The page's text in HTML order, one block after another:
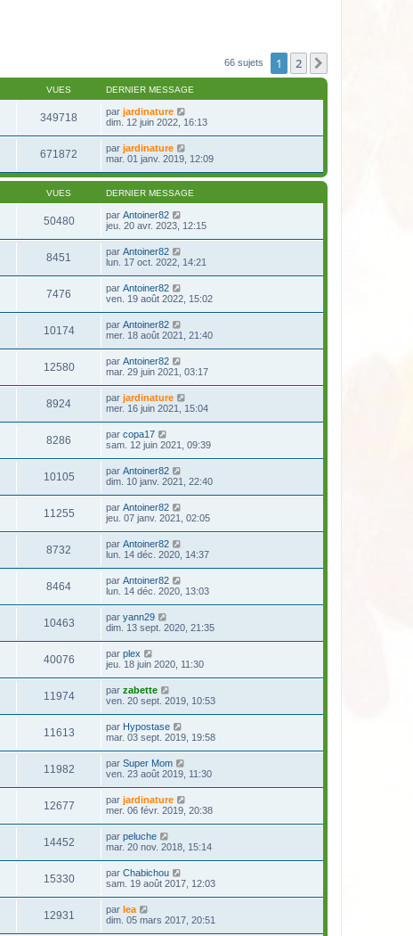
66 sujets 1 2
VUES DERNIER MESSAGE
349718 par jardinature
dim. 12 juin 2022, 16:13
671872 par jardinature
mar. 01 janv. 2019, 12:09
VUES DERNIER MESSAGE
50480 par Antoiner82
jeu. 20 avr. 2023, 12:15
8451 par Antoiner82
lun. 17 oct. 2022, 14:21
7476 par Antoiner82
ven. 19 août 2022, 15:02
10174 par Antoiner82
mer. 18 août 2021, 21:40
12580 par Antoiner82
mar. 29 juin 2021, 03:17
8924 par jardinature
mer. 16 juin 2021, 15:04
8286 par copa17
sam. 12 juin 2021, 09:39
10105 par Antoiner82
dim. 10 janv. 2021, 22:40
11255 par Antoiner82
jeu. 07 janv. 2021, 02:05
8732 par Antoiner82
lun. 14 déc. 2020, 14:37
8464 par Antoiner82
lun. 14 déc. 2020, 13:03
10463 par yann29
dim. 13 sept. 2020, 21:35
40076 par plex
jeu. 18 juin 2020, 11:30
11974 par zabette
ven. 20 sept. 2019, 10:53
11613 par Hypostase
mar. 03 sept. 2019, 19:58
11982 par Super Mom
ven. 23 août 2019, 11:30
12677 par jardinature
mer. 06 févr. 2019, 20:38
14452 par peluche
mar. 20 nov. 2018, 15:14
15330 par Chabichou
sam. 19 août 2017, 12:03
12931 par lea
dim. 05 mars 2017, 20:51